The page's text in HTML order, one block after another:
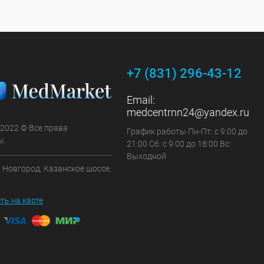
© Все права
Казанское шоссе,
на карте
+7 (831) 296-43-12
Email:
medcentrnn24@yandex.ru
График работы Пн-Пт: с 9:00 до
21:00 Сб: с 9:00 до 18:00 Вс:
Выходной